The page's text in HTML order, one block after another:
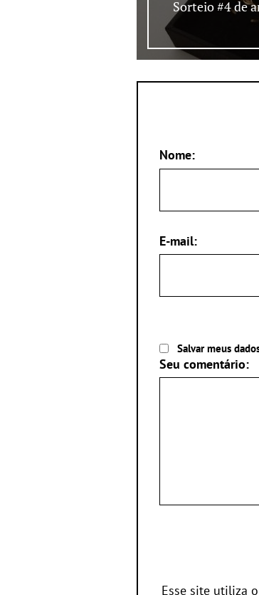
Sorteio #4 de
Nome:
E-mail:
Salvar meus
Seu comentário:
Esse site utiliza